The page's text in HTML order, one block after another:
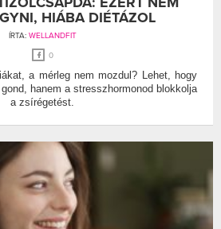
HIÁBA DIÉTÁZOL
ÍRTA: WELLANDFIT
0
a mérleg nem mozdul? Lehet, hogy
hanem a stresszhormonod blokkolja
a zsírégetést.